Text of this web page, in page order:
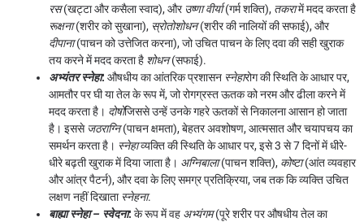
रस(खट्टा और कसैला स्वाद), और उष्णा वीर्या(गर्म शक्ति), तकरामें मदद करता है
रूक्षना(शरीर को सुखाना), स्रोतोशोधन(शरीर की नालियों की सफाई), और
दीपाना(पाचन को उत्तेजित करना), जो उचित पाचन के लिए दवा की सही खुराक
तय करने में मदद करता है शोधन(सफाई).
अभ्यंतर स्नेहा: औषधीय का आंतरिक प्रशासन स्नेहारोग की स्थिति के आधार पर,
आमतौर पर घी या तेल के रूप में, जो रोगग्रस्त ऊतक को नरम और ढीला करने में
मदद करता है। दोषोंजिससे उन्हें उनके गहरे ऊतकों से निकालना आसान हो जाता
है। इससे जठराग्नि(पाचन क्षमता), बेहतर अवशोषण, आत्मसात और चयापचय का
समर्थन करता है। स्नेहाव्यक्ति की स्थिति के आधार पर, इसे 3 से 7 दिनों में धीरे-
धीरे बढ़ती खुराक में दिया जाता है। अग्निबाला(पाचन शक्ति), कोष्टा(आंत व्यवहार
और आंत्र पैटर्न), और दवा के लिए समग्र प्रतिक्रिया, जब तक कि व्यक्ति उचित
लक्षण नहीं दिखाता स्नेहना.
बाह्या स्नेहा – स्वेदना: के रूप में वह अभ्यंगम(पूरे शरीर पर औषधीय तेल का